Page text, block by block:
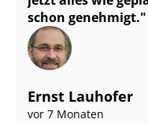
schon genehmigt.
Ernst Lauhofer
vor 7 Monaten